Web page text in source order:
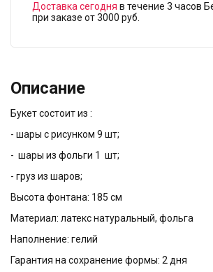
Доставка сегодня в течение 3 часов
при заказе от 3000 руб.
Описание
Букет состоит из :
- шары с рисунком 9 шт;
- шары из фольги 1 шт;
- груз из шаров;
Высота фонтана: 185 см
Материал: латекс натуральный, фольга
Наполнение: гелий
Гарантия на сохранение формы: 2 дня